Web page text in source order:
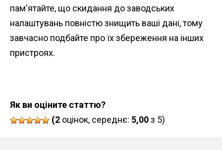
пам'ятайте, що скидання до заводських
налаштувань повністю знищить ваші дані, тому
завчасно подбайте про їх збереження на інших
пристроях.
Як ви оціните статтю?
(2 оцінок, середнє: 5,00з 5)